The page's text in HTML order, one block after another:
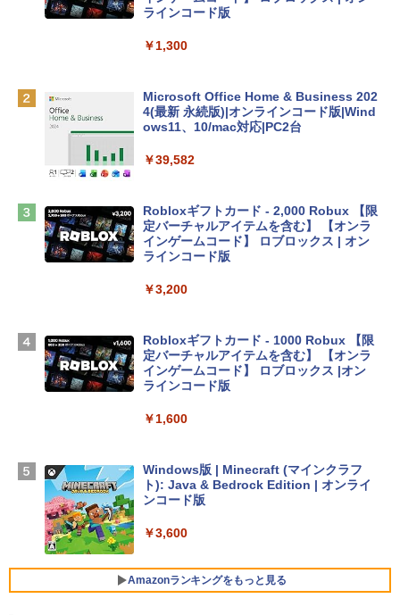
レイ、8GBメモリ、512GB SSD、1080p
ィゴ + 3年延長 AppleCare+ for 13インチ
￥162,598
ンケース Dell NEC Lavie ASUS HP dyna
￥2,952
Apple 2026 MacBook Air M5チップ搭載
igence、13.6インチLiquid Retinaディ
ラ、Touch ID - ミッドナイト + 3年延長
AppleCare+ for 13インチMacBook Air
(M5)|ダウンロード版
￥347,600
ン 15-fd 15.6インチ 16GBメモリ 512GB
SSD インテル Core 5
￥129,800
ersonal/Copilotキー搭載/Win 11/15.6型/
Core i5/16GB/SSD 512GB/ホワイト) FM
ラインコード版
￥1,300
Microsoft Office Home & Business 202
4(最新 永続版)|オンラインコード版|Wind
ows11、10/mac対応|PC2台
￥39,582
Robloxギフトカード - 2,000 Robux 【限
定バーチャルアイテムを含む】 【オンラ
インゲームコード】 ロブロックス | オン
ラインコード版
￥3,200
Robloxギフトカード - 1000 Robux 【限
定バーチャルアイテムを含む】 【オンラ
インゲームコード】 ロブロックス |オン
ラインコード版
￥1,600
Windows版 | Minecraft (マインクラフ
ト): Java & Bedrock Edition | オンライ
ンコード版
￥3,600
Amazonランキングをもっと見る